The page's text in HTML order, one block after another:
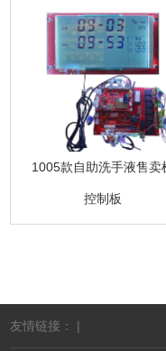
1005款自助洗手液售卖
控制板
友情链接： |